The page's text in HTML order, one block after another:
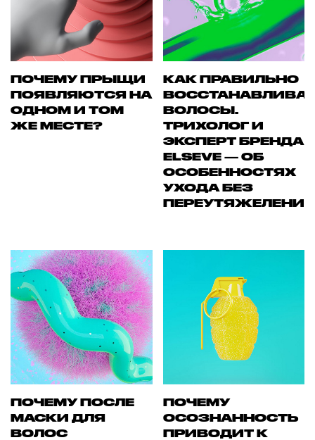
ПОЧЕМУ ПРЫЩИ
ПОЯВЛЯЮТСЯ НА
ОДНОМ И ТОМ
ЖЕ МЕСТЕ?
КАК ПРАВИЛЬНО
ВОЛОСЫ.
ТРИХОЛОГ И
ЭКСПЕРТ БРЕНДА
ELSEVE — ОБ
ОСОБЕННОСТЯХ
УХОДА БЕЗ
ПЕРЕУТЯЖЕЛЕНИЯ
ПОЧЕМУ ПОСЛЕ
МАСКИ ДЛЯ
ВОЛОС
ПОЧЕМУ
ОСОЗНАННОСТЬ
ПРИВОДИТ К